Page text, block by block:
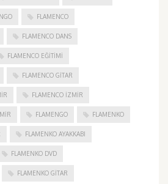
FLAMENCO
FLAMENCO DANS
FLAMENCO EĞITIMI
FLAMENCO GITAR
FLAMENCO IZMIR
FLAMENGO FLAMENKO
FLAMENKO AYAKKABI
FLAMENKO DVD
FLAMENKO GITAR